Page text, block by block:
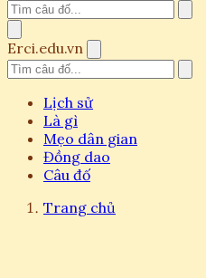
Erci.edu.vn
Lịch sử
Là gì
Mẹo dân gian
Đồng dao
Câu đố
Trang chủ